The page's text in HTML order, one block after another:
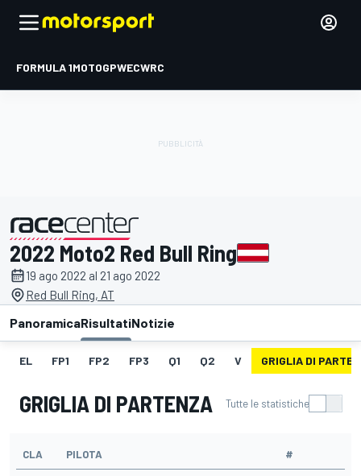
FORMULA 1MOTOGPWECWRC
presentato da
2022 Moto2 Red Bull Ring
19 ago 2022 al 21 ago 2022
Red Bull Ring, AT
PanoramicaRisultatiNotizie
EL FP1 FP2 FP3 Q1 Q2 V GRIGLIA DI
GRIGLIA DI PARTENZA Tutte le statistiche
CLA PILOTA #